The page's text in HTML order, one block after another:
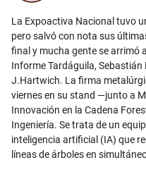
La Expoactiva Nacional tuvo
pero salvó con nota sus
final y mucha gente se arrimó
Informe Tardáguila,
J.Hartwich. La firma
viernes en su stand —junto a
Innovación en la Cadena
Ingeniería. Se trata de un
inteligencia artificial (IA) que
líneas de árboles en